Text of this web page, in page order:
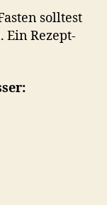
solltest
Rezept-